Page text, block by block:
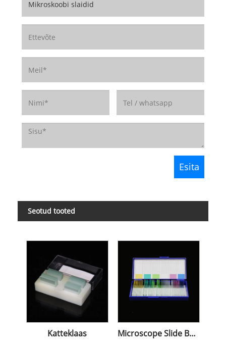
Seotud tooted
Katteklaas Microscope Slide Boxes